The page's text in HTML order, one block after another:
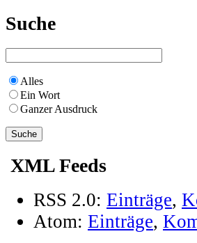
Suche
Alles
Ein Wort
Ganzer Ausdruck
XML Feeds
RSS 2.0: Einträge,
Atom: Einträge,